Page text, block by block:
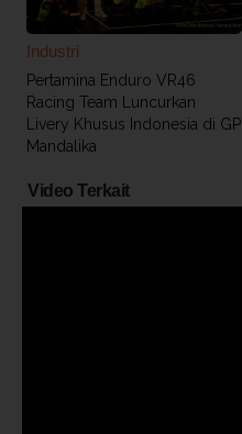
Industri
Pertamina Enduro VR46
Racing Team Luncurkan
Livery Khusus Indonesia di GP
Mandalika
Video Terkait